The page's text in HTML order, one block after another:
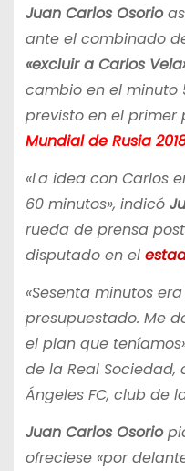
Juan Carlos Osorio
ante el combinado
«excluir a Carlos
cambio en el minuto
previsto en el primer
Mundial de Rusia
«La idea con Carlos
60 minutos», indicó
rueda de prensa
disputado en el
«Sesenta minutos
presupuestado. Me
el plan que
de la Real Sociedad,
Ángeles FC, club de
Juan Carlos Osorio
ofreciese «por